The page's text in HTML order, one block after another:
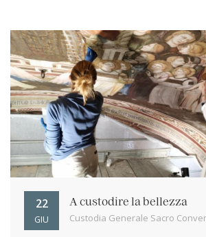
22
GIU
A custodire la bellezza
Custodia Generale Sacro